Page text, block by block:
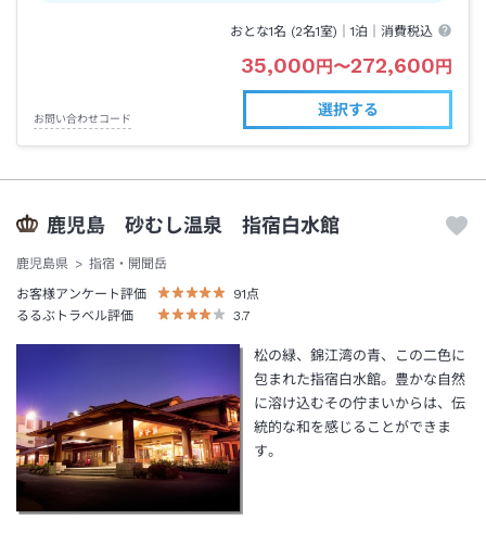
おとな1名 (2名1室)｜1泊 ｜消費税込
35,000円〜272,600円
お問い合わせコード
選択する
鹿児島 砂むし温泉 指宿白水館
鹿児島県
指宿・開聞岳
お客様アンケート評価
91点
るるぶトラベル評価
3.7
松の緑、錦江湾の青、この二色に
包まれた指宿白水館。豊かな自然
に溶け込むその佇まいからは、伝
統的な和を感じることができま
す。